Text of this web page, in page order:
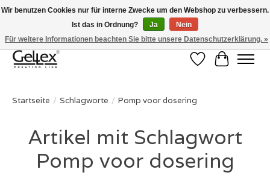
✅ Voor 15:00 besteld, de volgende werkdag in huis! ✅ Gratis verzenden vanaf
€50 ✉info@gellex.nl
Wunschzettel
Ihr
Startseite / Schlagworte / Pomp voor dosering
Artikel mit Schlagwort
Pomp voor dosering
Wir benutzen Cookies nur für interne Zwecke um den Webshop zu verbessern.
Ist das in Ordnung?
Ja
Nein
Für weitere Informationen beachten Sie bitte unsere Datenschutzerklärung. »